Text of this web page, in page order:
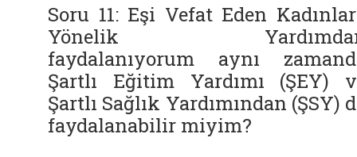
Soru 11: Eşi Vefat Eden
Yönelik
faydalanıyorum aynı
Şartlı Eğitim Yardımı (ŞEY)
Şartlı Sağlık Yardımından (ŞSY)
faydalanabilir miyim?